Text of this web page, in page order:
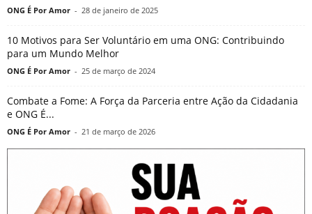
ONG É Por Amor - 28 de janeiro de 2025
10 Motivos para Ser Voluntário em uma ONG: Contribuindo
para um Mundo Melhor
ONG É Por Amor - 25 de março de 2024
Combate a Fome: A Força da Parceria entre Ação da Cidadania
e ONG É...
ONG É Por Amor - 21 de março de 2026